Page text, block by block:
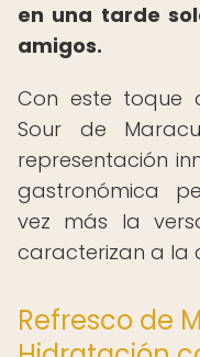
en una tarde
amigos.
Con este toque
Sour de
representación
gastronómica
vez más la
caracterizan a la
Refresco de